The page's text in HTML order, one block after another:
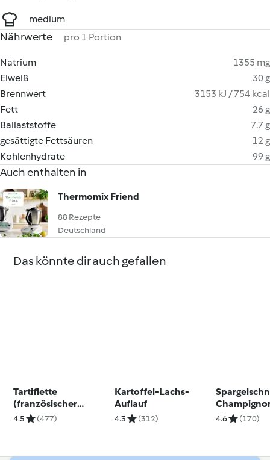
medium
Nährwerte pro 1 Portion
Natrium
1355 mg
Eiweiß
30 g
Brennwert
3153 kJ / 754 kcal
Fett
26 g
Ballaststoffe
7.7 g
gesättigte Fettsäuren
12 g
Kohlenhydrate
99 g
Auch enthalten in
Thermomix Friend
88 Rezepte
Deutschland
Das könnte dir auch gefallen
Tartiflette
(französischer
Kartoffelauflauf)
4.5 (477)
Kartoffel-Lachs-
Auflauf
4.3 (312) 4.6 (170)